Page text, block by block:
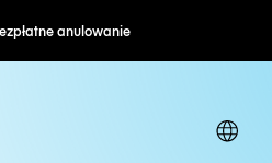
Stawki godzinowe / dzienne